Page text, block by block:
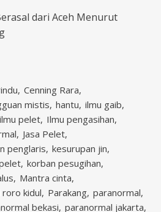
dari Aceh Menurut
Cenning Rara
mistis hantu ilmu gaib
ilmu pelet Ilmu pengasihan
Jasa Pelet
penglaris kesurupan jin
korban pesugihan
Mantra cinta
roro kidul Parakang paranormal
bekasi paranormal jakarta